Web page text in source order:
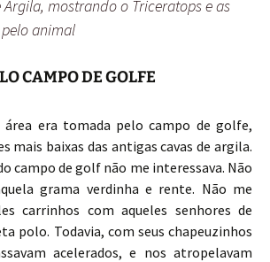
mostrando o Triceratops e as
animal
CAMPO DE GOLFE
era tomada pelo campo de golfe,
mais baixas das antigas cavas de argila.
campo de golf não me interessava. Não
grama verdinha e rente. Não me
carrinhos com aqueles senhores de
polo. Todavia, com seus chapeuzinhos
acelerados, e nos atropelavam